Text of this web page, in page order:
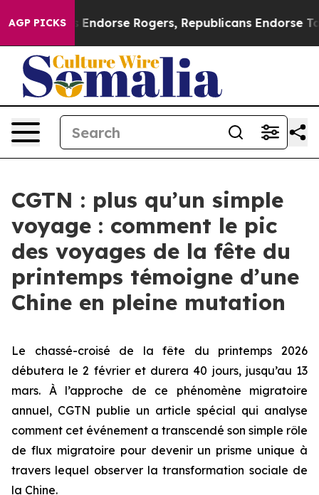
AGP PICKSEndorse Rogers, Republicans Endorse Talarico
CGTN : plus qu’un simple
voyage : comment le pic
des voyages de la fête du
printemps témoigne d’une
Chine en pleine mutation
Le chassé-croisé de la fête du printemps 2026
débutera le 2 février et durera 40 jours, jusqu’au 13
mars. À l’approche de ce phénomène migratoire
annuel, CGTN publie un article spécial qui analyse
comment cet événement a transcendé son simple rôle
de flux migratoire pour devenir un prisme unique à
travers lequel observer la transformation sociale de
la Chine.